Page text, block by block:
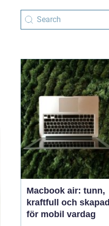
Macbook air: tunn,
kraftfull och skapad
för mobil vardag